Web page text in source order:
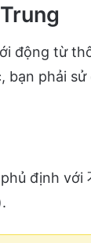
động từ
phải
định với